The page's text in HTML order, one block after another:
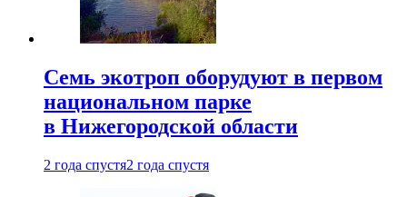
Семь экотроп оборудуют в первом
национальном парке
в Нижегородской области
2 года спустя2 года спустя